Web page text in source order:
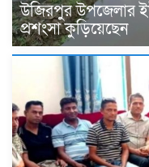
উজিরপুর উপজেলার
প্রশংসা কুড়িয়েছেন